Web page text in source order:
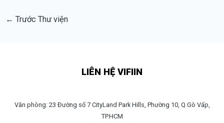
← Trước Thư viện
LIÊN HỆ VIFIIN
Văn phòng: 23 Đường số 7 CityLand Park Hills, Phường 10, Q.Gò Vấp,
TP.HCM